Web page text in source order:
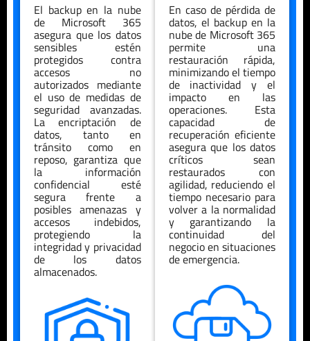
El backup en la nube
de Microsoft 365
asegura que los datos
sensibles estén
protegidos contra
accesos no
autorizados mediante
el uso de medidas de
seguridad avanzadas.
La encriptación de
datos, tanto en
tránsito como en
reposo, garantiza que
la información
confidencial esté
segura frente a
posibles amenazas y
accesos indebidos,
protegiendo la
integridad y privacidad
de los datos
almacenados.
En caso de pérdida de
datos, el backup en la
nube de Microsoft 365
permite una
restauración rápida,
minimizando el tiempo
de inactividad y el
impacto en las
operaciones. Esta
capacidad de
recuperación eficiente
asegura que los datos
críticos sean
restaurados con
agilidad, reduciendo el
tiempo necesario para
volver a la normalidad
y garantizando la
continuidad del
negocio en situaciones
de emergencia.